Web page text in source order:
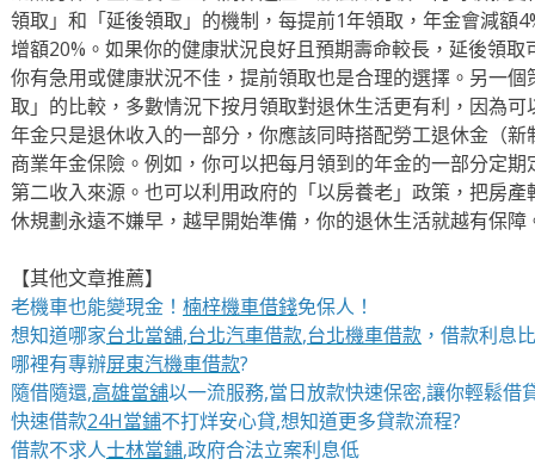
領取」和「延後領取」的機制，每提前1年領取，年金會減額
增額20%。如果你的健康狀況良好且預期壽命較長，延後領
你有急用或健康狀況不佳，提前領取也是合理的選擇。另一
取」的比較，多數情況下按月領取對退休生活更有利，因為
年金只是退休收入的一部分，你應該同時搭配勞工退休金（
商業年金保險。例如，你可以把每月領到的年金的一部分定
第二收入來源。也可以利用政府的「以房養老」政策，把房
休規劃永遠不嫌早，越早開始準備，你的退休生活就越有保障
【其他文章推薦】
老機車也能變現金！ 楠梓機車借錢免保人！
想知道哪家台北當舖,台北汽車借款,台北機車借款，借款利息
哪裡有專辦屏東汽機車借款?
隨借隨還,高雄當舖以一流服務,當日放款快速保密,讓你輕鬆借
快速借款24H當鋪不打烊安心貸,想知道更多貸款流程?
借款不求人士林當鋪,政府合法立案利息低